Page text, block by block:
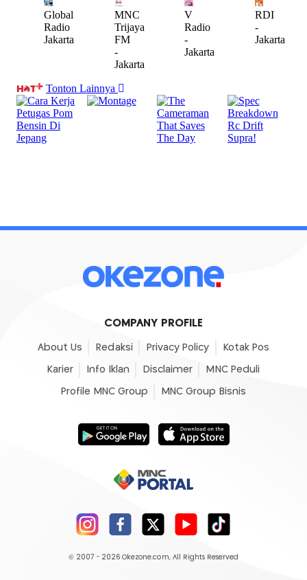
COMPANY PROFILE
About Us Redaksi Privacy Policy Kotak Pos
Karier Info Iklan Disclaimer MNC Peduli
Profile MNC Group MNC Group Bisnis
© 2007 - 2026 Okezone.com, All Rights Reserved